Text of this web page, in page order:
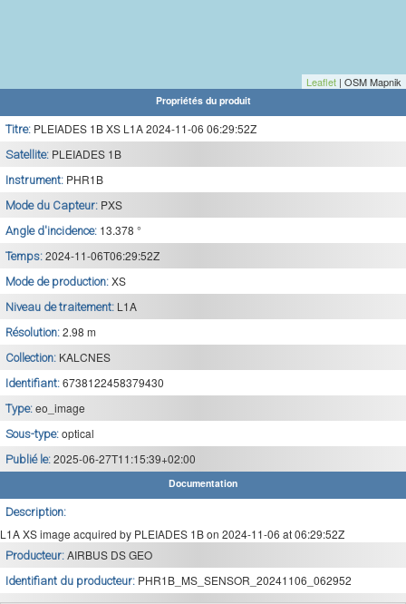
Leaflet | OSM Mapnik
Propriétés du produit
Titre: PLEIADES 1B XS L1A 2024-11-06 06:29:52Z
Satellite: PLEIADES 1B
Instrument: PHR1B
Mode du Capteur: PXS
Angle d'incidence: 13.378 °
Temps: 2024-11-06T06:29:52Z
Mode de production: XS
Niveau de traitement: L1A
Résolution: 2.98 m
Collection: KALCNES
Identifiant: 6738122458379430
Type: eo_image
Sous-type: optical
Publié le: 2025-06-27T11:15:39+02:00
Documentation
Description:
L1A XS image acquired by PLEIADES 1B on 2024-11-06 at 06:29:52Z
Producteur: AIRBUS DS GEO
Identifiant du producteur: PHR1B_MS_SENSOR_20241106_062952